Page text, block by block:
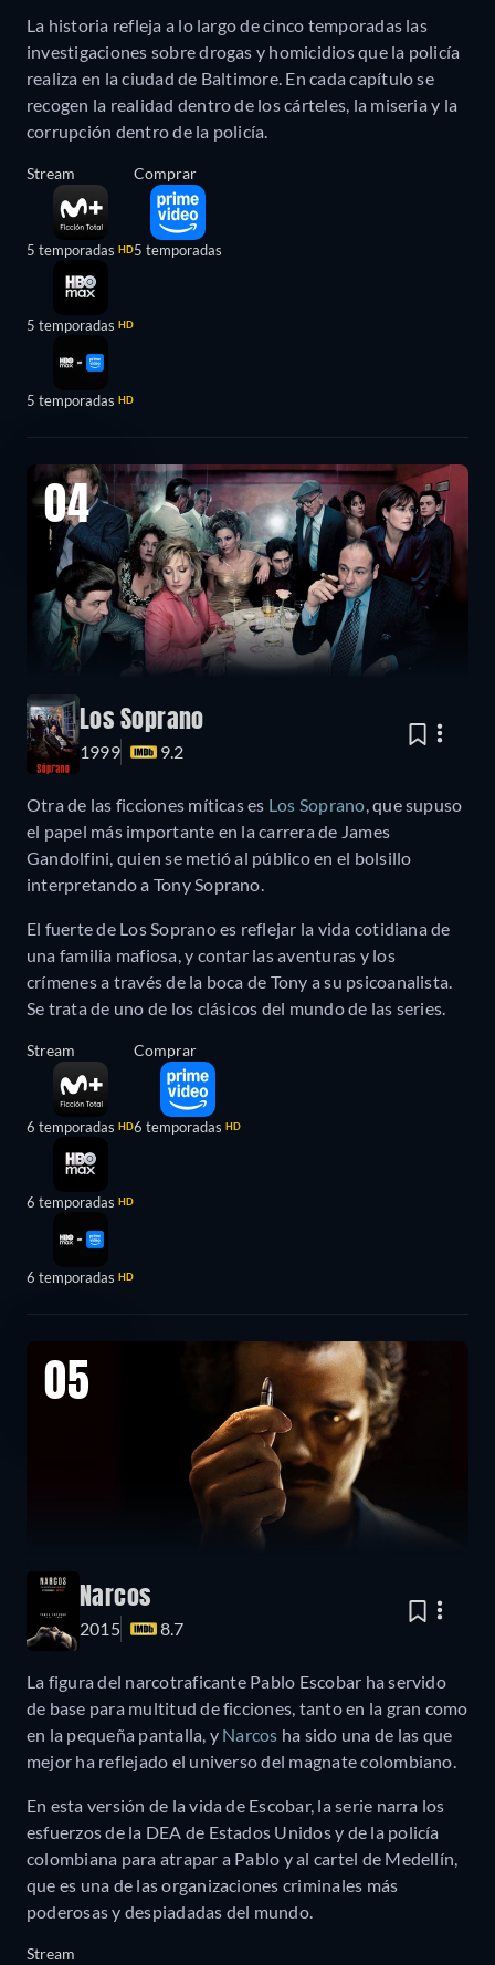
La historia refleja a lo largo de cinco temporadas las
investigaciones sobre drogas y homicidios que la policía
realiza en la ciudad de Baltimore. En cada capítulo se
recogen la realidad dentro de los cárteles, la miseria y la
corrupción dentro de la policía.
Stream
5 temporadas HD
5 temporadas HD
5 temporadas HD
Comprar
5 temporadas
04
Los Soprano
1999 9.2
Otra de las ficciones míticas es Los Soprano, que supuso
el papel más importante en la carrera de James
Gandolfini, quien se metió al público en el bolsillo
interpretando a Tony Soprano.
El fuerte de Los Soprano es reflejar la vida cotidiana de
una familia mafiosa, y contar las aventuras y los
crímenes a través de la boca de Tony a su psicoanalista.
Se trata de uno de los clásicos del mundo de las series.
Stream
6 temporadas HD
6 temporadas HD
6 temporadas HD
Comprar
6 temporadas HD
05
Narcos
2015 8.7
La figura del narcotraficante Pablo Escobar ha servido
de base para multitud de ficciones, tanto en la gran como
en la pequeña pantalla, y Narcos ha sido una de las que
mejor ha reflejado el universo del magnate colombiano.
En esta versión de la vida de Escobar, la serie narra los
esfuerzos de la DEA de Estados Unidos y de la policía
colombiana para atrapar a Pablo y al cartel de Medellín,
que es una de las organizaciones criminales más
poderosas y despiadadas del mundo.
Stream